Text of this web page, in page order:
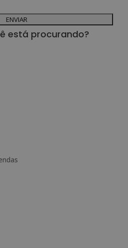
nossa Política de Privacidade.
(por telefone e/ou correio electrónico):
está procurando?